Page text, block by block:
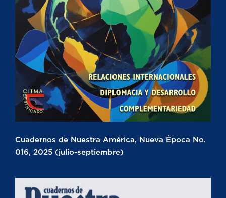
Cuadernos de Nuestra América, Nueva Época No.
016, 2025 (julio-septiembre)